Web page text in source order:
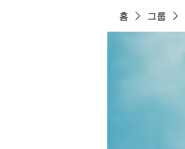
홈 그룹